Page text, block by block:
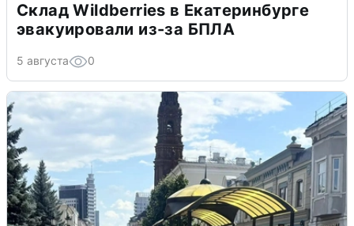
Склад Wildberries в Екатеринбурге
эвакуировали из-за БПЛА
5 августа 0